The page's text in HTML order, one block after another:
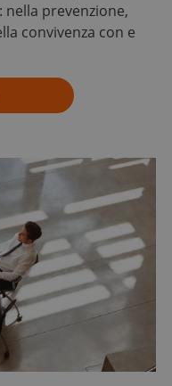
prevenzione,
convivenza con e